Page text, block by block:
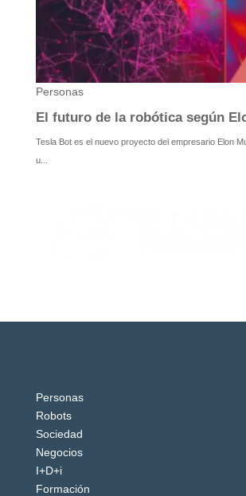
Personas
Robots
Sociedad
Negocios
I+D+i
Formación